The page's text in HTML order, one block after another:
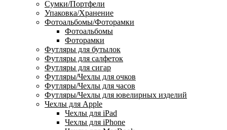
Сумки/Портфели
Упаковка/Хранение
Фотоальбомы/Фоторамки
Фотоальбомы
Фоторамки
Футляры для бутылок
Футляры для салфеток
Футляры для сигар
Футляры/Чехлы для очков
Футляры/Чехлы для часов
Футляры/Чехлы для ювелирных изделий
Чехлы для Apple
Чехлы для iPad
Чехлы для iPhone